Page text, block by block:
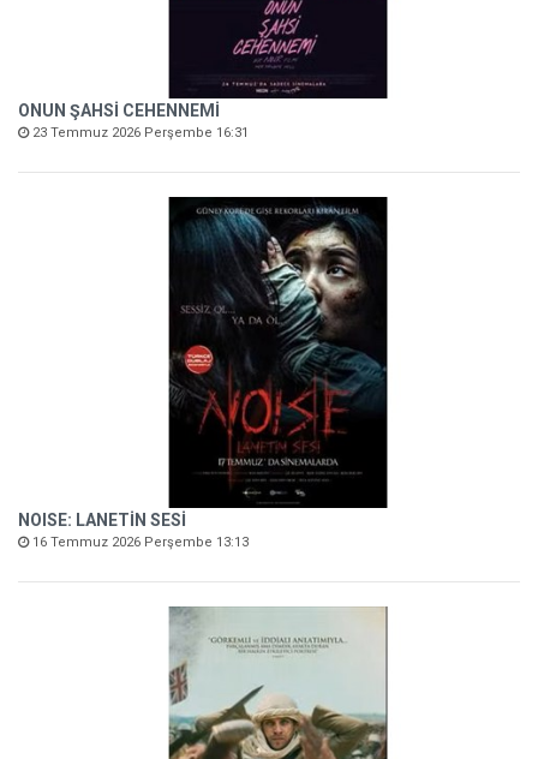
ONUN ŞAHSİ CEHENNEMİ
23 Temmuz 2026 Perşembe 16:31
NOISE: LANETİN SESİ
16 Temmuz 2026 Perşembe 13:13